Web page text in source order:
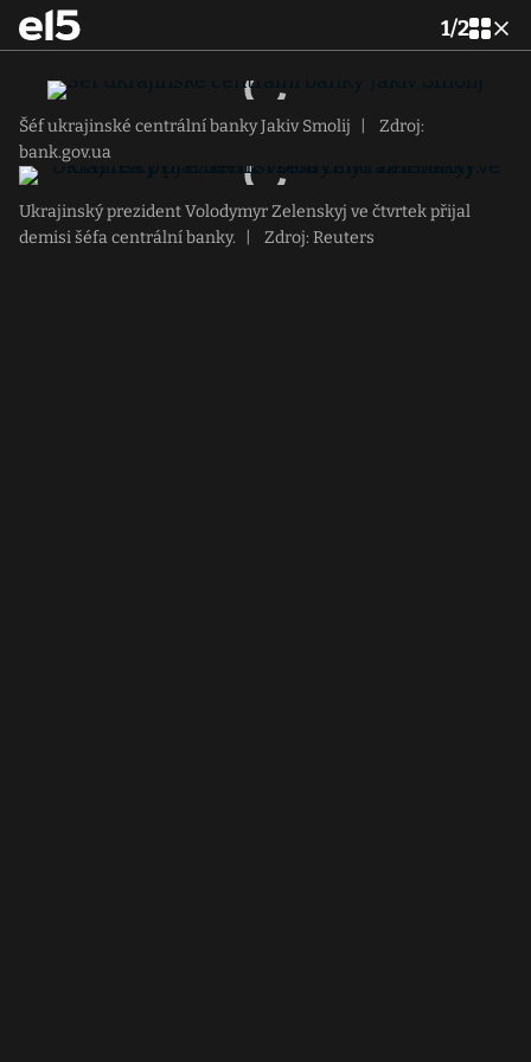
1/2
Šéf ukrajinské centrální banky Jakiv Smolij
Zdroj:
bank.gov.ua
Ukrajinský prezident Volodymyr Zelenskyj ve čtvrtek přijal
demisi šéfa centrální banky.
Zdroj: Reuters